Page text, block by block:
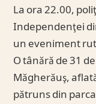
La ora 22.00,
Independenţei
un eveniment
O tânără de 31
Măgherăuş,
pătruns din